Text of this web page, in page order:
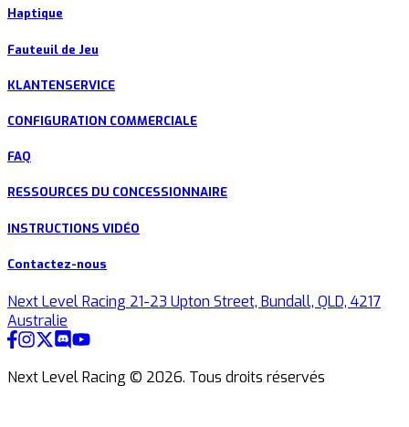
Haptique
Fauteuil de Jeu
KLANTENSERVICE
CONFIGURATION COMMERCIALE
FAQ
RESSOURCES DU CONCESSIONNAIRE
INSTRUCTIONS VIDÉO
Contactez-nous
Next Level Racing 21-23 Upton Street, Bundall, QLD, 4217
Australie
Next Level Racing © 2026. Tous droits réservés